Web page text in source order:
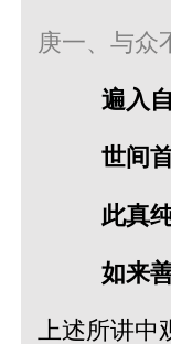
庚一、与众
遍入
世间
此真
如来
上述所讲中